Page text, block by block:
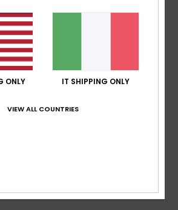
mini
in capo semplice
con ammorbidente
invisibile al centro Retro
ONLY IT SHIPPING ONLY
VIEW ALL COUNTRIES